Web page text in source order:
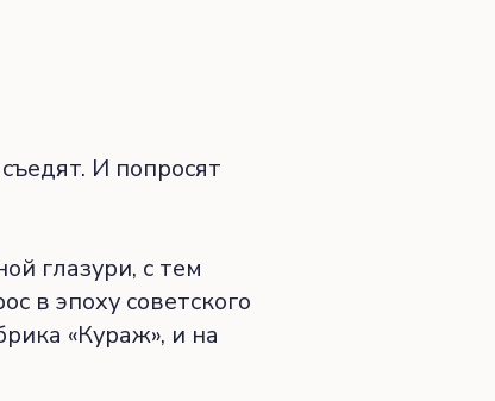
И попросят
глазури, с тем
в эпоху советского
«Кураж», и на